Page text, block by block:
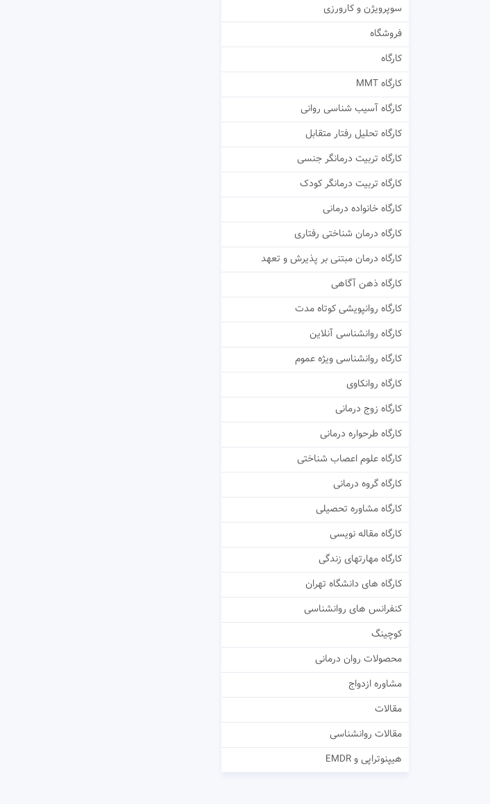
سوپرویژن و کارورزی
فروشگاه
کارگاه
کارگاه MMT
کارگاه آسیب شناسی روانی
کارگاه تحلیل رفتار متقابل
کارگاه تربیت درمانگر جنسی
کارگاه تربیت درمانگر کودک
کارگاه خانواده درمانی
کارگاه درمان شناختی رفتاری
کارگاه درمان مبتنی بر پذیرش و تعهد
کارگاه ذهن آگاهی
کارگاه روانپویشی کوتاه مدت
کارگاه روانشناسی آنلاین
کارگاه روانشناسی ویژه عموم
کارگاه روانکاوی
کارگاه زوج درمانی
کارگاه طرحواره درمانی
کارگاه علوم اعصاب شناختی
کارگاه گروه درمانی
کارگاه مشاوره تحصیلی
کارگاه مقاله نویسی
کارگاه مهارتهای زندگی
کارگاه های دانشگاه تهران
کنفرانس های روانشناسی
کوچینگ
محصولات روان درمانی
مشاوره ازدواج
مقالات
مقالات روانشناسی
هیپنوتراپی و EMDR